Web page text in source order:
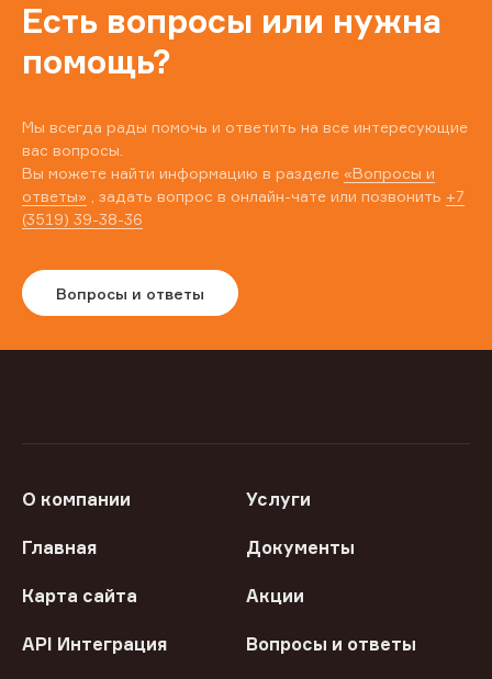
Есть вопросы или нужна
помощь?
Мы всегда рады помочь и ответить на все интересующие
вас вопросы.
Вы можете найти информацию в разделе «Вопросы и
ответы» , задать вопрос в онлайн-чате или позвонить +7
(3519) 39-38-36
Вопросы и ответы
О компании Услуги
Главная Документы
Карта сайта Акции
API Интеграция Вопросы и ответы